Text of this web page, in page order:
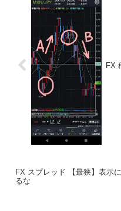
FX
FX スプレッド 【最狭】表示
るな